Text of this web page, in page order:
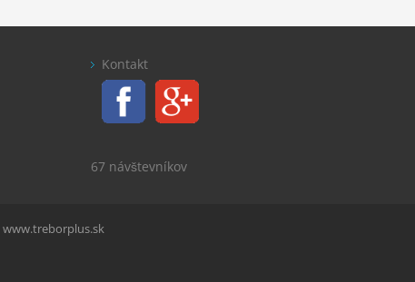
Kontakt
67 návštevníkov
www.treborplus.sk